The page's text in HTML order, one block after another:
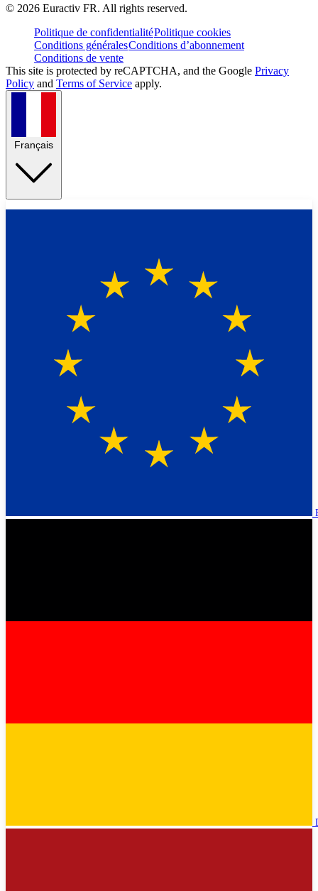
© 2026 Euractiv FR. All rights reserved.
Politique de confidentialitéPolitique cookies
Conditions généralesConditions d’abonnement
Conditions de vente
This site is protected by reCAPTCHA, and the Google Privacy
Policy and Terms of Service apply.
Français